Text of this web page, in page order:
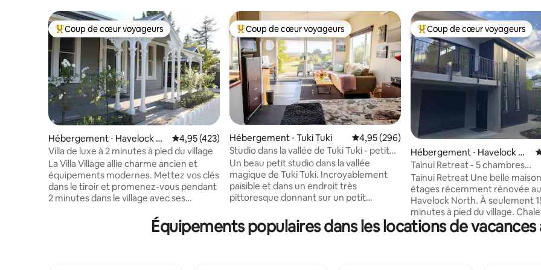
Coups de cœur voyageurs les plus appréciés
Coup de cœur voyageurs
Hébergement ⋅ Havelock N
orth
Évaluation moyenne sur la base de 423 commentaires : 4,95 sur 5
4,95 (423)
Villa de luxe à 2 minutes à pied du village
La Villa Village allie charme ancien et
équipements modernes. Mettez vos clés
dans le tiroir et promenez-vous pendant
2 minutes dans le village avec ses
La villa a été récemment rénovée et
dispose d'une cuisine moderne et
Coups de cœur voyageurs les plus appréciés
Coup de cœur voyageurs
Hébergement ⋅ Tuki Tuki Évaluation moyenne sur la base de 296
4,95 (296)
Studio dans la vallée de Tuki Tuki - petit
déjeuner inclus.
Un beau petit studio dans la vallée
magique de Tuki Tuki. Incroyablement
paisible et dans un endroit très
pittoresque donnant sur un petit
Napier, Hastings et Havelock North. Un
emplacement idéal pour profiter des
Coups de cœur voyageurs les
Coup de cœur voyageurs
Hébergement ⋅ Havelock No
rth
Tainui Retreat - 5 chambres
magnifiquement aménagées
Tainui Retreat Une belle maison de deux
étages récemment rénovée
Havelock North. À seulement
minutes à pied du village.
ensoleillée, avec un balcon
le séjour et une terrasse isolée
Équipements populaires dans les locations de